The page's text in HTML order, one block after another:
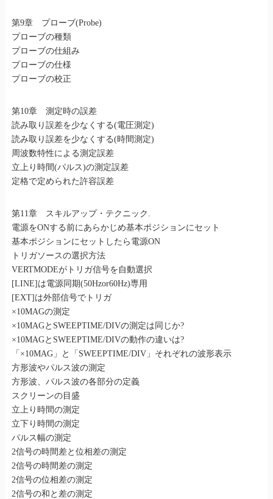
第9章 プローブ(Probe)
プローブの種類
プローブの仕組み
プローブの仕様
プローブの校正
第10章 測定時の誤差
読み取り誤差を少なくする(電圧測定)
読み取り誤差を少なくする(時間測定)
周波数特性による測定誤差
立上り時間(パルス)の測定誤差
定格で定められた許容誤差
第11章 スキルアップ・テクニック.
電源をONする前にあらかじめ基本ポジションにセット
基本ポジションにセットしたら電源ON
トリガソースの選択方法
VERTMODEがトリガ信号を自動選択
[LINE]は電源同期(50Hzor60Hz)専用
[EXT]は外部信号でトリガ
×10MAGの測定
×10MAGとSWEEPTIME/DIVの測定は同じか?
×10MAGとSWEEPTIME/DIVの動作の違いは?
「×10MAG」と「SWEEPTIME/DIV」それぞれの波形表示
方形波やパルス波の測定
方形波、パルス波の各部分の定義
スクリーンの目盛
立上り時間の測定
立下り時間の測定
パルス幅の測定
2信号の時間差と位相差の測定
2信号の時間差の測定
2信号の位相差の測定
2信号の和と差の測定